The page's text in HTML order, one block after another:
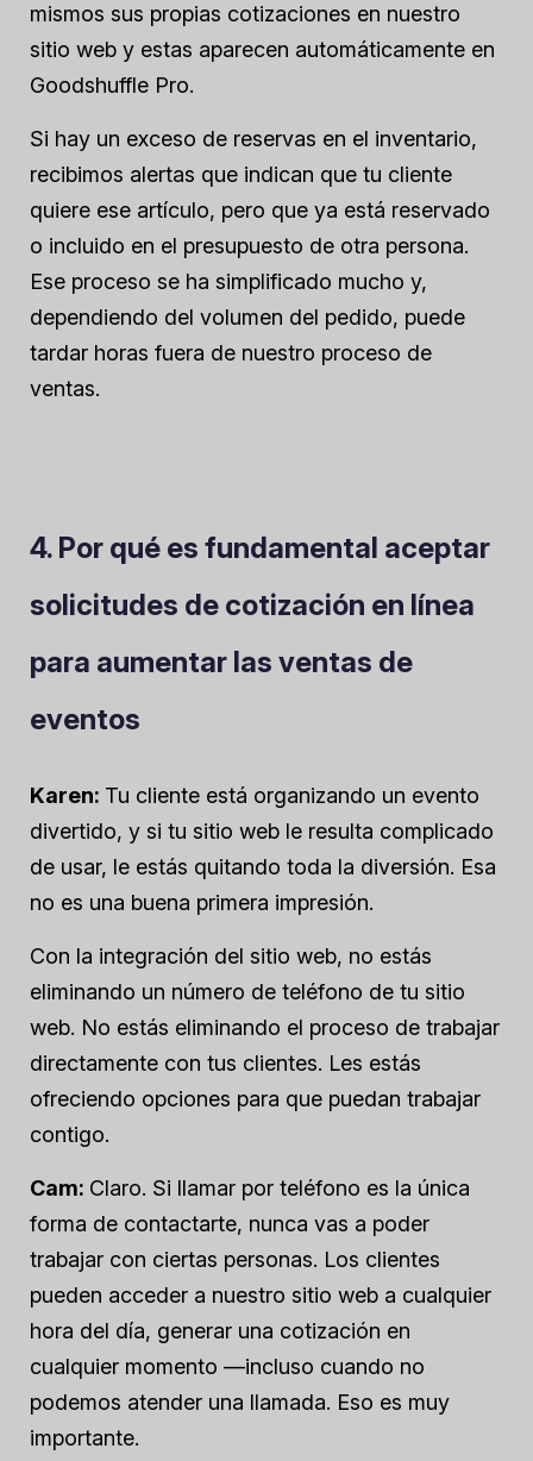
mismos sus propias cotizaciones en nuestro
sitio web y estas aparecen automáticamente en
Goodshuffle Pro.
Si hay un exceso de reservas en el inventario,
recibimos alertas que indican que tu cliente
quiere ese artículo, pero que ya está reservado
o incluido en el presupuesto de otra persona.
Ese proceso se ha simplificado mucho y,
dependiendo del volumen del pedido, puede
tardar horas fuera de nuestro proceso de
ventas.
4. Por qué es fundamental aceptar
solicitudes de cotización en línea
para aumentar las ventas de
eventos
Karen: Tu cliente está organizando un evento
divertido, y si tu sitio web le resulta complicado
de usar, le estás quitando toda la diversión. Esa
no es una buena primera impresión.
Con la integración del sitio web, no estás
eliminando un número de teléfono de tu sitio
web. No estás eliminando el proceso de trabajar
directamente con tus clientes. Les estás
ofreciendo opciones para que puedan trabajar
contigo.
Cam: Claro. Si llamar por teléfono es la única
forma de contactarte, nunca vas a poder
trabajar con ciertas personas. Los clientes
pueden acceder a nuestro sitio web a cualquier
hora del día, generar una cotización en
cualquier momento —incluso cuando no
podemos atender una llamada. Eso es muy
importante.